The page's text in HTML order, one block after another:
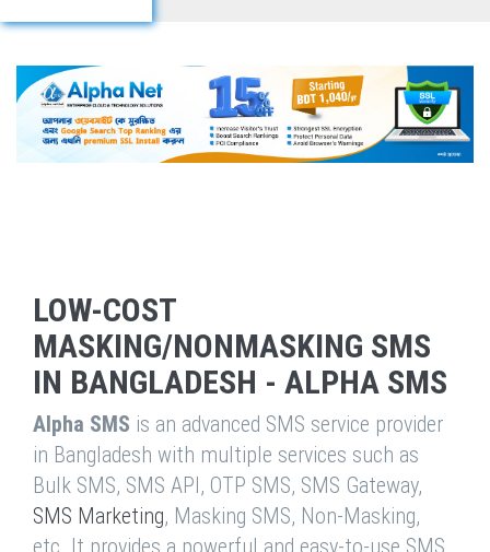
LOW-COST
MASKING/NONMASKING SMS
IN BANGLADESH - ALPHA SMS
Alpha SMS is an advanced SMS service provider
in Bangladesh with multiple services such as
Bulk SMS, SMS API, OTP SMS, SMS Gateway,
SMS Marketing, Masking SMS, Non-Masking,